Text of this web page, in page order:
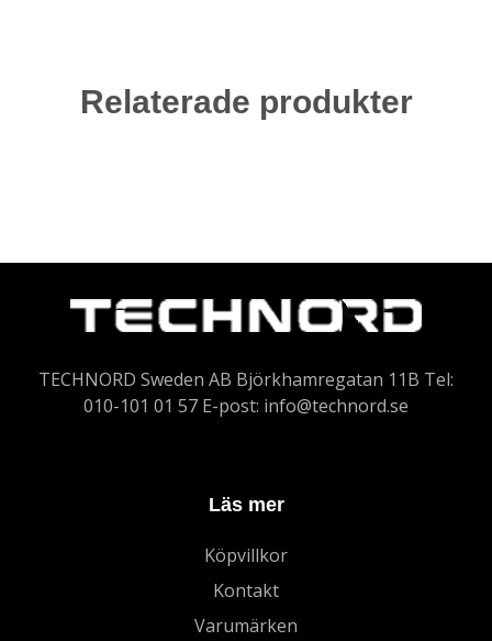
Relaterade produkter
TECHNORD Sweden AB Björkhamregatan 11B Tel:
010-101 01 57 E-post: info@technord.se
Läs mer
Köpvillkor
Kontakt
Varumärken